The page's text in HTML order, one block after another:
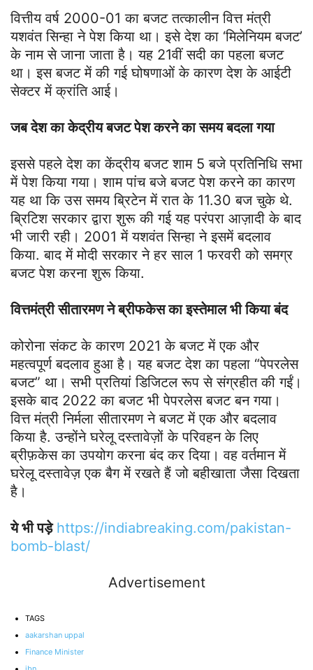
वित्तीय वर्ष 2000-01 का बजट तत्कालीन वित्त मंत्री
यशवंत सिन्हा ने पेश किया था। इसे देश का ‘मिलेनियम बजट’
के नाम से जाना जाता है। यह 21वीं सदी का पहला बजट
था। इस बजट में की गई घोषणाओं के कारण देश के आईटी
सेक्टर में क्रांति आई।
जब देश का केद्रीय बजट पेश करने का समय बदला गया
इससे पहले देश का केंद्रीय बजट शाम 5 बजे प्रतिनिधि सभा
में पेश किया गया। शाम पांच बजे बजट पेश करने का कारण
यह था कि उस समय ब्रिटेन में रात के 11.30 बज चुके थे.
ब्रिटिश सरकार द्वारा शुरू की गई यह परंपरा आज़ादी के बाद
भी जारी रही। 2001 में यशवंत सिन्हा ने इसमें बदलाव
किया. बाद में मोदी सरकार ने हर साल 1 फरवरी को समग्र
बजट पेश करना शुरू किया.
वित्तमंत्री सीतारमण ने ब्रीफकेस का इस्तेमाल भी किया बंद
कोरोना संकट के कारण 2021 के बजट में एक और
महत्वपूर्ण बदलाव हुआ है। यह बजट देश का पहला “पेपरलेस
बजट” था। सभी प्रतियां डिजिटल रूप से संग्रहीत की गईं।
इसके बाद 2022 का बजट भी पेपरलेस बजट बन गया।
वित्त मंत्री निर्मला सीतारमण ने बजट में एक और बदलाव
किया है. उन्होंने घरेलू दस्तावेज़ों के परिवहन के लिए
ब्रीफ़केस का उपयोग करना बंद कर दिया। वह वर्तमान में
घरेलू दस्तावेज़ एक बैग में रखते हैं जो बहीखाता जैसा दिखता
है।
ये भी पड़े https://indiabreaking.com/pakistan-
bomb-blast/
Advertisement
TAGS
aakarshan uppal
Finance Minister